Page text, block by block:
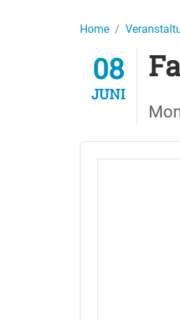
Home
08
JUNI